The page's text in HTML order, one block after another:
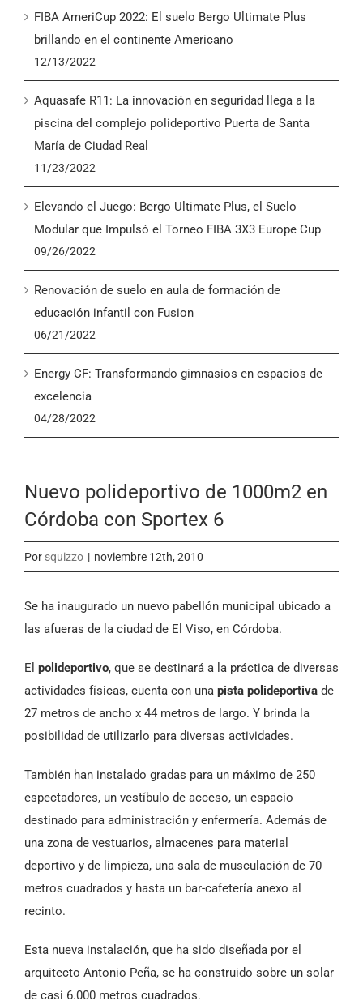
Nuevo polideportivo de 1000m2 en
Córdoba con Sportex 6
Por squizzo | noviembre 12th, 2010
Se ha inaugurado un nuevo pabellón municipal ubicado a
las afueras de la ciudad de El Viso, en Córdoba.
El polideportivo, que se destinará a la práctica de diversas
actividades físicas, cuenta con una pista polideportiva de
27 metros de ancho x 44 metros de largo. Y brinda la
posibilidad de utilizarlo para diversas actividades.
También han instalado gradas para un máximo de 250
espectadores, un vestíbulo de acceso, un espacio
destinado para administración y enfermería. Además de
una zona de vestuarios, almacenes para material
deportivo y de limpieza, una sala de musculación de 70
metros cuadrados y hasta un bar-cafetería anexo al
recinto.
Esta nueva instalación, que ha sido diseñada por el
arquitecto Antonio Peña, se ha construido sobre un solar
de casi 6.000 metros cuadrados.
FIBA AmeriCup 2022: El suelo Bergo Ultimate Plus
brillando en el continente Americano
12/13/2022
Aquasafe R11: La innovación en seguridad llega a la
piscina del complejo polideportivo Puerta de Santa
María de Ciudad Real
11/23/2022
Elevando el Juego: Bergo Ultimate Plus, el Suelo
Modular que Impulsó el Torneo FIBA 3X3 Europe Cup
09/26/2022
Renovación de suelo en aula de formación de
educación infantil con Fusion
06/21/2022
Energy CF: Transformando gimnasios en espacios de
excelencia
04/28/2022